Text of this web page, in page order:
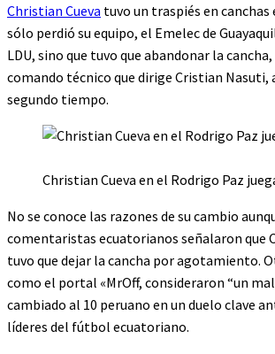
Christian Cueva tuvo un traspiés en canchas
sólo perdió su equipo, el Emelec de
LDU, sino que tuvo que abandonar la
comando técnico que dirige Cristian Nasuti,
segundo tiempo.
Christian Cueva en el Rodrigo Paz
No se conoce las razones de su cambio
comentaristas ecuatorianos señalaron que
tuvo que dejar la cancha por agotamiento.
como el portal «MrOff, consideraron “un
cambiado al 10 peruano en un duelo clave
líderes del fútbol ecuatoriano.